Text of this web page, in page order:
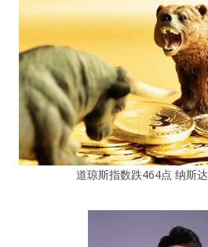
道琼斯指数跌464点 纳斯